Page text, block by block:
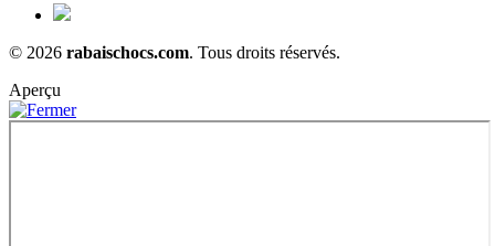
© 2026 rabaischocs.com. Tous droits réservés.
Aperçu